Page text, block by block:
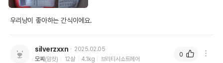
우리냥이 좋아하는 간식이에요.
silverzxxn
2025.02.05
모찌 (암컷) 12살 4.1kg 브리티시쇼트헤어
0